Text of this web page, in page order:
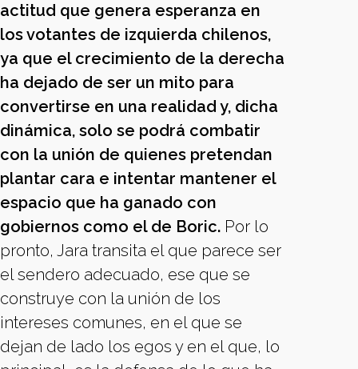
actitud que genera esperanza en
los votantes de izquierda chilenos,
ya que el crecimiento de la derecha
ha dejado de ser un mito para
convertirse en una realidad y, dicha
dinámica, solo se podrá combatir
con la unión de quienes pretendan
plantar cara e intentar mantener el
espacio que ha ganado con
gobiernos como el de Boric. Por lo
pronto, Jara transita el que parece ser
el sendero adecuado, ese que se
construye con la unión de los
intereses comunes, en el que se
dejan de lado los egos y en el que, lo